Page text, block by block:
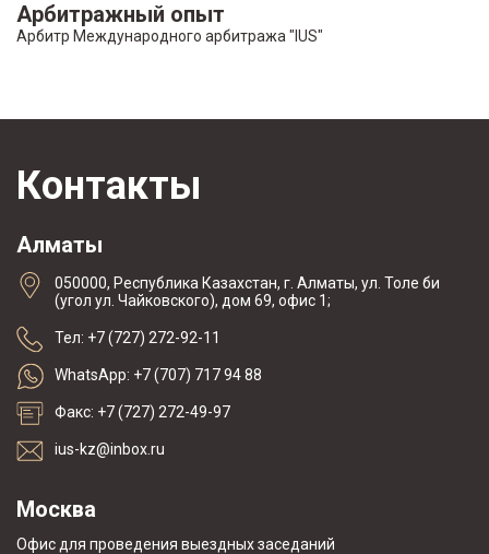
Арбитражный опыт
Арбитр Международного арбитража "IUS"
Контакты
Алматы
050000, Республика Казахстан, г. Алматы, ул. Толе би
(угол ул. Чайковского), дом 69, офис 1;
Тел: +7 (727) 272-92-11
WhatsApp: +7 (707) 717 94 88
Факс: +7 (727) 272-49-97
ius-kz@inbox.ru
Москва
Офис для проведения выездных заседаний